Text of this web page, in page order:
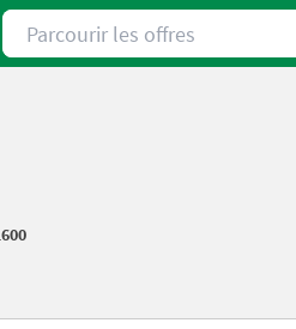
Parcourir les offres